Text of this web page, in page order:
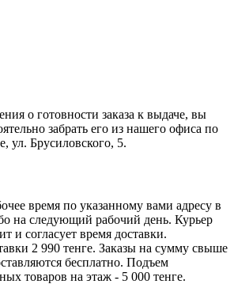
о готовности заказа к выдаче, вы
забрать его из нашего офиса по
ул. Брусиловского, 5.
время по указанному вами адресу в
на следующий рабочий день. Курьер
и согласует время доставки.
2 990 тенге. Заказы на сумму свыше
бесплатно. Подъем
товаров на этаж - 5 000 тенге.